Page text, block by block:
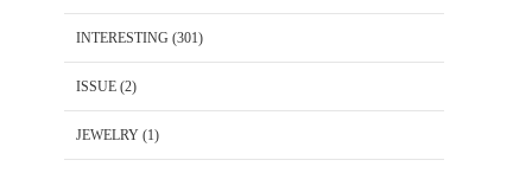
INTERESTING (301)
ISSUE (2)
JEWELRY (1)